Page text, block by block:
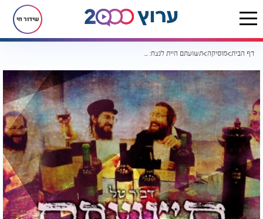
שידור חי
דף הבית מוסיקה תשועתם היית לנצח: דביר טל בסינגל מרגש ומקפיץ לכבוד חודש אדר